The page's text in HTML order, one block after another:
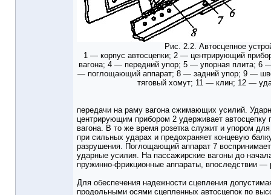
Рис. 2.2. Автосцепное
1 — корпус автосцепки; 2 — центрирующий
вагона; 4 — передний упор; 5 — упорная плита; 6
— поглощающий аппарат; 8 — задний упор; 9 —
тяговый хомут; 11 — клин; 12 —
передачи на раму вагона сжимающих усилий.
центрирующим прибором 2 удерживает автосцепку
вагона. В то же время розетка служит и упором для
при сильных ударах и предохраняет концевую
разрушения. Поглощающий аппарат 7
ударные усилия. На пассажирские вагоны до
пружинно-фрикционные аппараты, впоследствии —
Для обеспечения надежности сцепления
продольными осями сцепленных автосцепок по